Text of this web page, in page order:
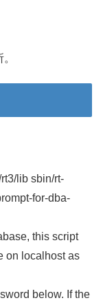
lib sbin/rt-
for-dba-
this script
on localhost as
below. If the